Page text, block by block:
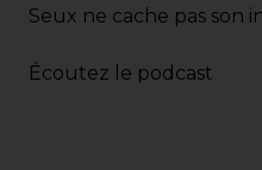
Seux ne cache pas son
Écoutez le podcast